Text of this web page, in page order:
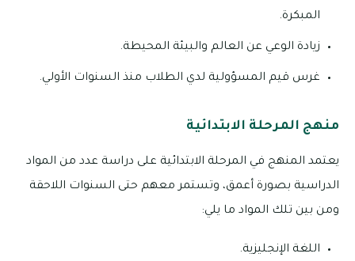
المبكرة.
زيادة الوعي عن العالم والبيئة المحيطة.
غرس قيم المسؤولية لدي الطلاب منذ السنوات الأولي.
منهج المرحلة الابتدائية
يعتمد المنهج في المرحلة الابتدائية على دراسة عدد من المواد
الدراسية بصورة أعمق، وتستمر معهم حتى السنوات اللاحقة
ومن بين تلك المواد ما يلي:
اللغة الإنجليزية.